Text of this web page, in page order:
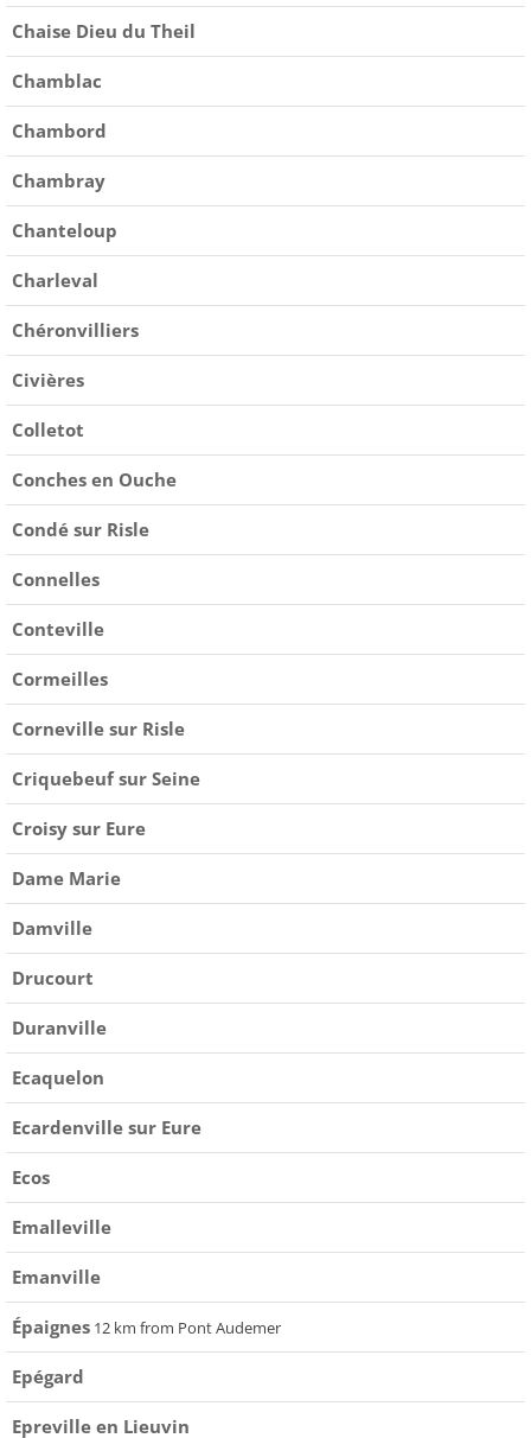
Chaise Dieu du Theil
Chamblac
Chambord
Chambray
Chanteloup
Charleval
Chéronvilliers
Civières
Colletot
Conches en Ouche
Condé sur Risle
Connelles
Conteville
Cormeilles
Corneville sur Risle
Criquebeuf sur Seine
Croisy sur Eure
Dame Marie
Damville
Drucourt
Duranville
Ecaquelon
Ecardenville sur Eure
Ecos
Emalleville
Emanville
Épaignes 12 km from Pont Audemer
Epégard
Epreville en Lieuvin